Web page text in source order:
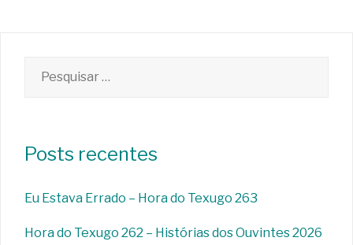
por:
Posts recentes
Eu Estava Errado – Hora do Texugo 263
Hora do Texugo 262 – Histórias dos Ouvintes 2026